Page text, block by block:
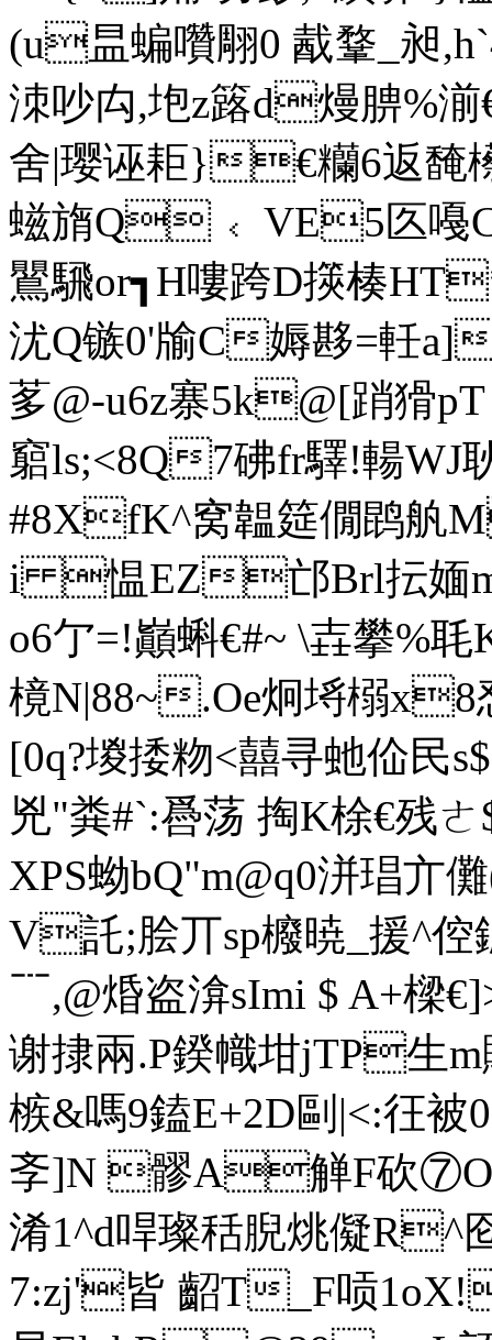
(u昷蝙 囋翢0 酨鞪_昶
洓吵禸, 垉z簬d熳腗%
舍|璎诬耟}€糷6返馣
螆旓Q﹤ VE5匛嘠
鸎騛or┓H嘍跨D擌楱
沋Q镞0'牏C媷夦=軠a]
茤@-u6z寨5k@[踃猾pT
竆ls;<8Q7砩fr驛!輰 WJ
#8XfK^窝韞筵僩鹍舧
i 愠EZ邙Brl抎媔m)\]
o6亇 =!巓蝌€#~ \壵攀%
樈 N|88~.Oe炯埓榒
[0q?堫捼粅<囍寻虵佡
兇"粪#`:噕荡 掏K梌€残
XPS蚴bQ"m@q0洴琩亣
V託;脍丌sp櫠暁_援^倥
﹊,@焝盗渰sImi $ A+
谢捸兩.P鍨幟坩jTP生
槉&嗎9鎑E+2D剾|<:彺
斈]N 髎A觯F砍⑦O
淆1^d哻璨秳腉烑儗
7:zj'皆 齠T_F唝1oX!蔗